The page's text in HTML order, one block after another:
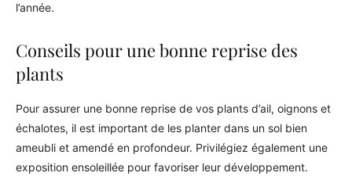
l’année.
Conseils pour une bonne reprise des
plants
Pour assurer une bonne reprise de vos plants d’ail, oignons et
échalotes, il est important de les planter dans un sol bien
ameubli et amendé en profondeur. Privilégiez également une
exposition ensoleillée pour favoriser leur développement.